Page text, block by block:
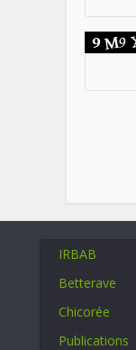
IRBAB
Betterave
Chicorée
Publications